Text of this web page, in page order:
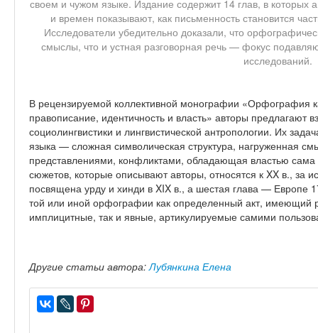
своем и чужом языке. Издание содержит 14 глав, в которых
и времен показывают, как письменность становится
Исследователи убедительно доказали, что
смыслы, что и устная разговорная речь — фокус
исследований.
В рецензируемой коллективной монографии «Орфография
правописание, идентичность и власть» авторы предлагают
социолингвистики и лингвистической антропологии. Их
языка — сложная символическая структура, нагруженная
представлениями, конфликтами, обладающая властью
сюжетов, которые описывают авторы, относятся к XX в., за
посвящена урду и хинди в XIX в., а шестая глава — Европе
той или иной орфографии как определенный акт, имеющий
имплицитные, так и явные, артикулируемые самими
Другие статьи автора:Лубянкина Елена